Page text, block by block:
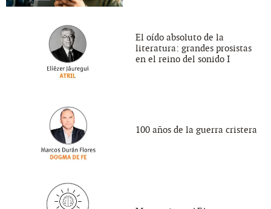
El oído absoluto de la
literatura: grandes prosistas
en el reino del sonido I
100 años de la guerra cristera